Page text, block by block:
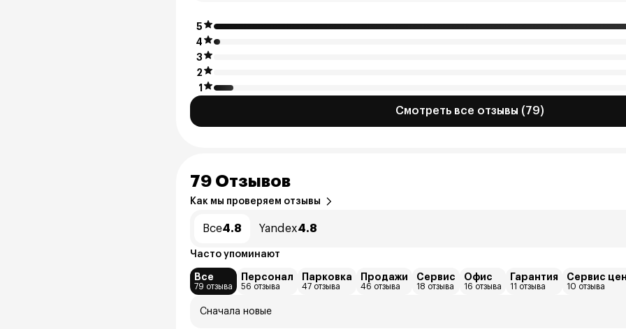
5
4
3
2
1
Смотреть все отзывы (79)
79 Отзывов
Как мы проверяем отзывы
Все4.8 Yandex4.8
Часто упоминают
Все
79 отзыва
Персонал
56 отзыва
Парковка
47 отзыва
Продажи
46 отзыва
Сервис
18 отзыва
Офис
16 отзыва
Гарантия
11 отзыва
Сервис
10 отзыва
Сначала новые